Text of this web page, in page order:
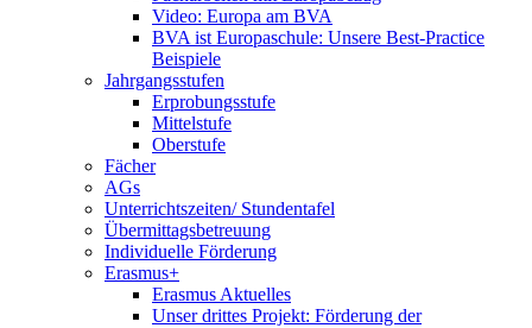
Video: Europa am BVA
BVA ist Europaschule: Unsere Best-Practice
Beispiele
Jahrgangsstufen
Erprobungsstufe
Mittelstufe
Oberstufe
Fächer
AGs
Unterrichtszeiten/ Stundentafel
Übermittagsbetreuung
Individuelle Förderung
Erasmus+
Erasmus Aktuelles
Unser drittes Projekt: Förderung der